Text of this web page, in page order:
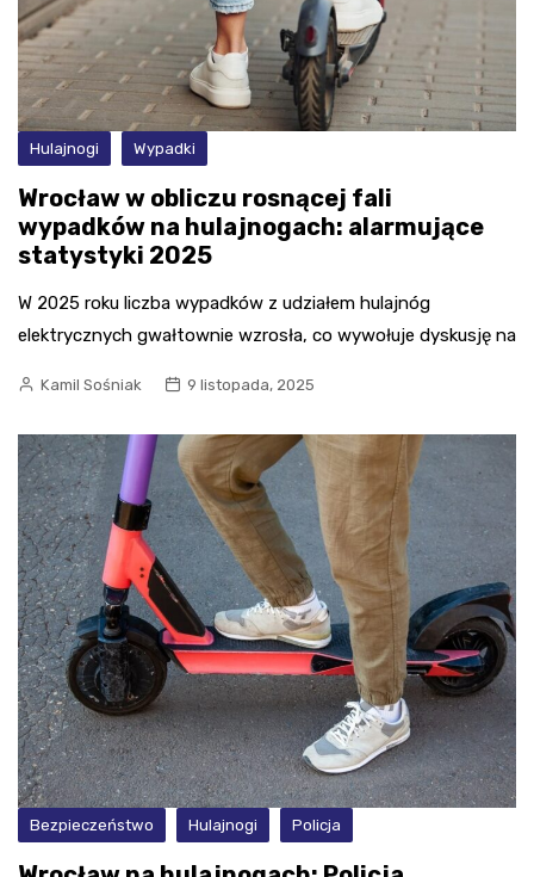
Hulajnogi Wypadki
Wrocław w obliczu rosnącej fali
wypadków na hulajnogach: alarmujące
statystyki 2025
W 2025 roku liczba wypadków z udziałem hulajnóg
elektrycznych gwałtownie wzrosła, co wywołuje dyskusję na
Kamil Sośniak 9 listopada, 2025
Bezpieczeństwo Hulajnogi Policja